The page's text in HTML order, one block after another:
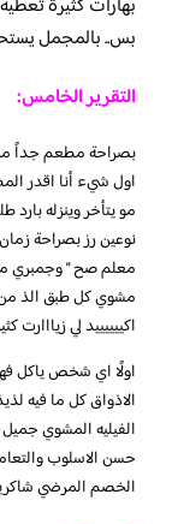
بهارات كثيرة
بس.. بالمجمل
التقرير الخامس:
بصراحة مطعم جداً
اول شيء أنا اقدر
مو يتأخر وينزله
نوعين رز بصراحة
معلم صح ” وجمبري
مشوي كل طبق الذ من
اكييييييد لي زيااارت
اولًا اي شخص ياكل
الاذواق كل ما فيه
الفيليه المشوي
حسن الاسلوب
الخصم المرضي